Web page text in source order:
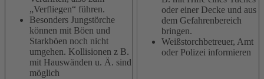
„Verfliegen“ führen.
Besonders Jungstörche
können mit Böen und
Starkböen noch nicht
umgehen. Kollisionen z B.
mit Hauswänden u. Ä. sind
möglich
oder einer Decke und aus
dem Gefahrenbereich
bringen.
Weißstorchbetreuer, Amt
oder Polizei informieren